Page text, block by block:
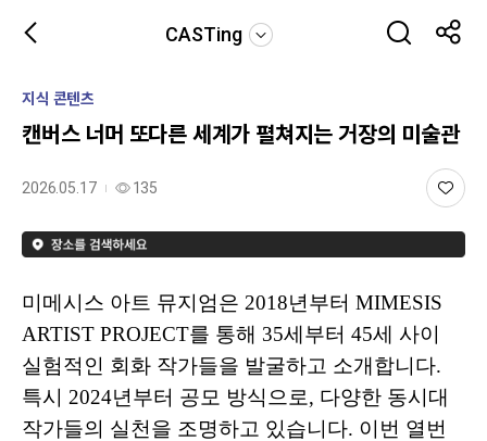
CASTing
지식 콘텐츠
캔버스 너머 또다른 세계가 펼쳐지는 거장의 미술관
2026.05.17 135
미메시스 아트 뮤지엄은 2018년부터 MIMESIS
ARTIST PROJECT를 통해 35세부터 45세 사이
실험적인 회화 작가들을 발굴하고 소개합니다.
특시 2024년부터 공모 방식으로, 다양한 동시대
작가들의 실천을 조명하고 있습니다. 이번 열번